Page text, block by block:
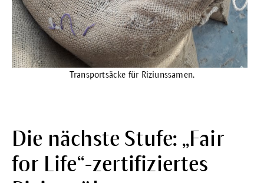
Transportsäcke für Riziunssamen.
Die nächste Stufe: „Fair
for Life“-zertifiziertes